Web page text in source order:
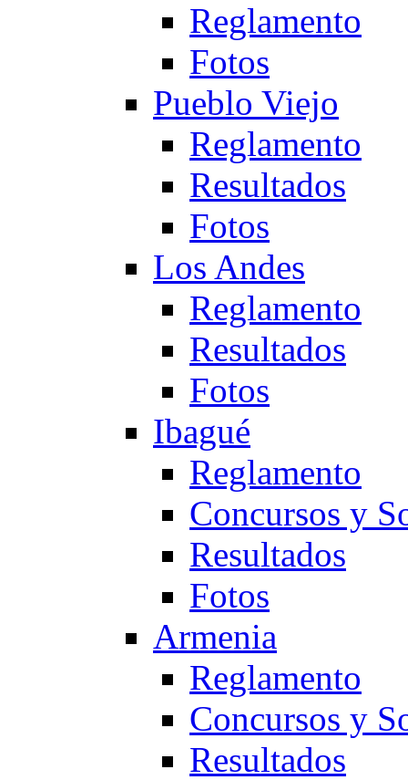
Reglamento
Fotos
Pueblo Viejo
Reglamento
Resultados
Fotos
Los Andes
Reglamento
Resultados
Fotos
Ibagué
Reglamento
Concursos y
Resultados
Fotos
Armenia
Reglamento
Concursos y
Resultados